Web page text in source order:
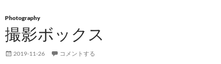
Photography
撮影ボックス
2019-11-26 コメントする